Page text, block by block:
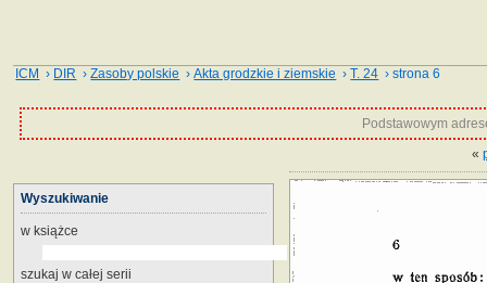
ICM › DIR ›Zasoby polskie ›Akta grodzkie i ziemskie ›T. 24 › strona 6
Podstawowym
«
Wyszukiwanie
w książce
szukaj w całej serii